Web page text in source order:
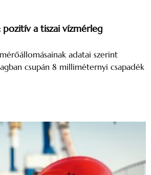
a tiszai vízmérleg
adatai szerint
csupán 8 milliméternyi csapadék